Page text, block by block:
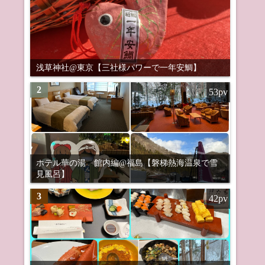
浅草神社@東京【三社様パワーで一年安鯛】
2
ホテル華の湯 館内編@福島【磐梯熱海温泉で雪
見風呂】
53pv
3 42pv